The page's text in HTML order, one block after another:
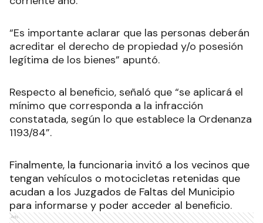
“Es importante aclarar que las personas deberán
acreditar el derecho de propiedad y/o posesión
legítima de los bienes” apuntó.
Respecto al beneficio, señaló que “se aplicará el
mínimo que corresponda a la infracción
constatada, según lo que establece la Ordenanza
1193/84”.
Finalmente, la funcionaria invitó a los vecinos que
tengan vehículos o motocicletas retenidas que
acudan a los Juzgados de Faltas del Municipio
para informarse y poder acceder al beneficio.
Ads